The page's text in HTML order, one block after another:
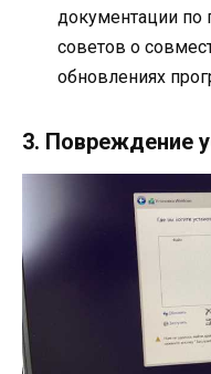
документации по
советов о
обновлениях
3. Повреждение